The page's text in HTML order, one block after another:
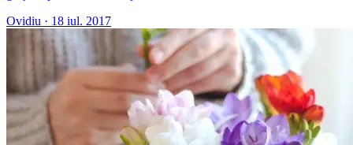
Ovidiu · 18 iul. 2017